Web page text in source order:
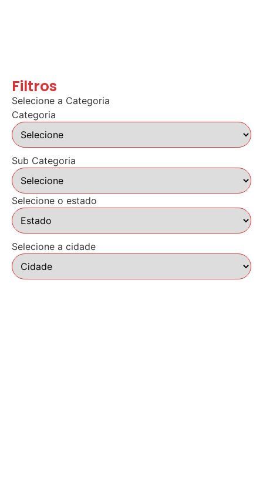
Filtros
Selecione a Categoria
Categoria
Sub Categoria
Selecione o estado
Selecione a cidade